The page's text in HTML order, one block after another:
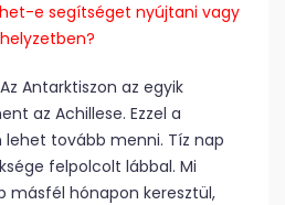
e segítséget nyújtani vagy
Antarktiszon az egyik
az Achillese. Ezzel a
lehet tovább menni. Tíz nap
felpolcolt lábbal. Mi
másfél hónapon keresztül,